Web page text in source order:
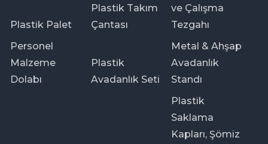
Plastik Palet
Plastik Takım
Çantası
ve Çalışma
Tezgahı
Personel
Malzeme
Dolabı
Plastik
Avadanlık Seti
Metal & Ahşap
Avadanlık
Standı
Plastik
Saklama
Kapları, Şömiz